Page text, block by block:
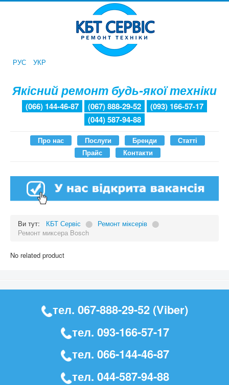
РУС УКР
Якісний ремонт будь-якої техніки
(066) 144-46-87 (067) 888-29-52
(093) 166-57-17
(044) 587-94-88
Про нас Послуги Бренди
Статті
Прайс
Контакти
Ви тут: КБТ Сервіс ⬤ Ремонт міксерів ⬤
Ремонт миксера Bosch
No related product
тел. 067-888-29-52 (Viber)
тел. 093-166-57-17
тел. 066-144-46-87
тел. 044-587-94-88